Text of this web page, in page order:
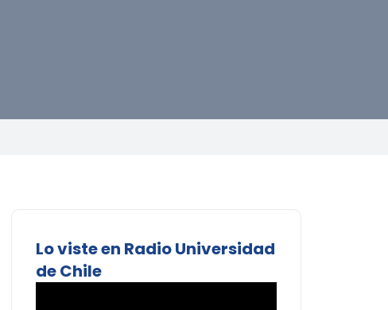
Lo viste en Radio Universidad
de Chile